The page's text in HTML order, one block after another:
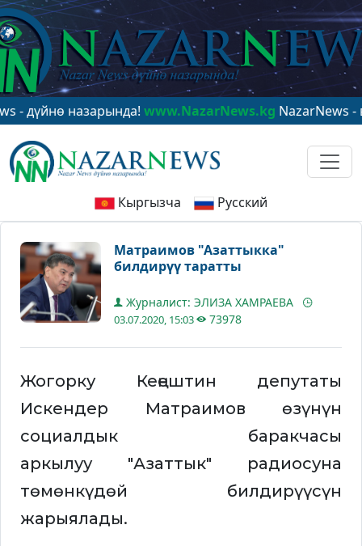
назарында!www.NazarNews.kgNazarNews - в центре
Кыргызча Русский
Матраимов "Азаттыкка"
билдирүү таратты
Журналист: ЭЛИЗА ХАМРАЕВА
03.07.2020, 15:03 73978
Жогорку Кеңештин депутаты
Искендер Матраимов өзүнүн
социалдык баракчасы
аркылуу "Азаттык" радиосуна
төмөнкүдөй билдирүүсүн
жарыялады.